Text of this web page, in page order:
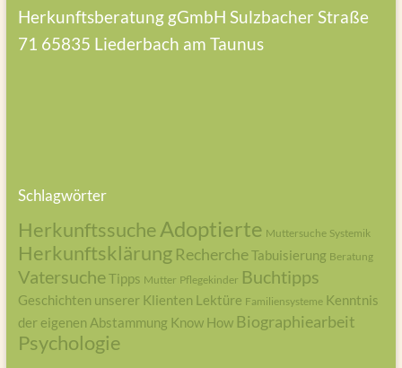
Herkunftsberatung gGmbH Sulzbacher Straße
71 65835 Liederbach am Taunus
Schlagwörter
HerkunftssucheAdoptierte Muttersuche Systemik
Herkunftsklärung RechercheTabuisierung Beratung
VatersucheTipps Mutter Pflegekinder Buchtipps
Geschichten unserer Klienten Lektüre Familiensysteme Kenntnis
der eigenen Abstammung Know How Biographiearbeit
Psychologie